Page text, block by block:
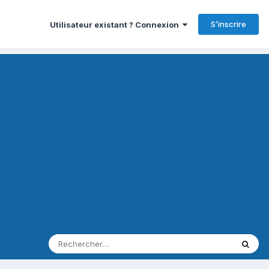
Utilisateur existant ? Connexion S’inscrire